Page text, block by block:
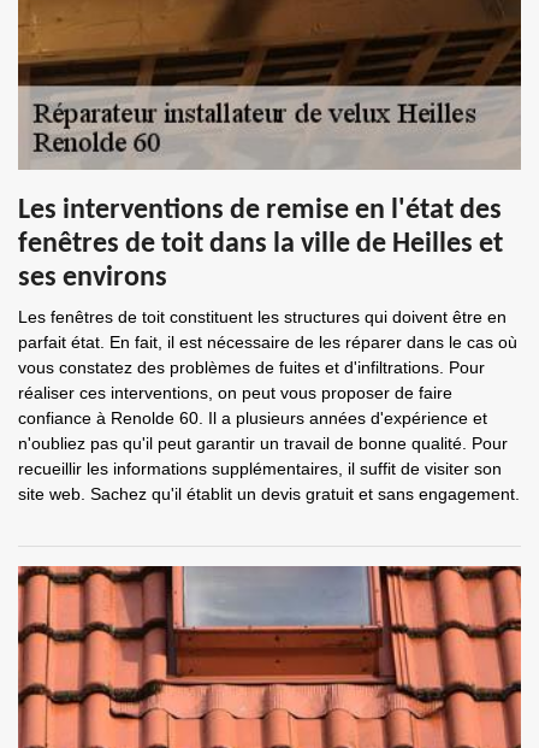
Les interventions de remise en l'état des
fenêtres de toit dans la ville de Heilles et
ses environs
Les fenêtres de toit constituent les structures qui doivent être en
parfait état. En fait, il est nécessaire de les réparer dans le cas où
vous constatez des problèmes de fuites et d'infiltrations. Pour
réaliser ces interventions, on peut vous proposer de faire
confiance à Renolde 60. Il a plusieurs années d'expérience et
n'oubliez pas qu'il peut garantir un travail de bonne qualité. Pour
recueillir les informations supplémentaires, il suffit de visiter son
site web. Sachez qu'il établit un devis gratuit et sans engagement.